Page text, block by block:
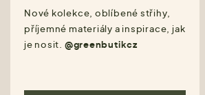
Nové kolekce, oblíbené střihy,
příjemné materiály a inspirace, jak
je nosit. @greenbutikcz